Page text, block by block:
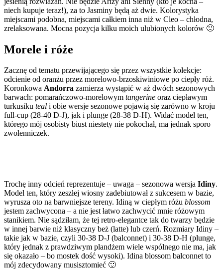
niech kupuje teraz!), za to Jasminy będą aż dwie. Kolorystyka
miejscami podobna, miejscami całkiem inna niż w Cleo – chłodna,
zrelaksowana. Mocna pozycja kilku moich ulubionych kolorów 🙂
Morele i róże
Zacznę od tematu przewijającego się przez wszystkie kolekcje:
odcienie od oranżu przez morelowo-brzoskiwiniowe po ciepły róż.
Koronkowa Andorra zamierza wystąpić w aż dwóch sezonowych
barwach: pomarańczowo-morelowym tangerine oraz ciepławym
turkusiku teal i obie wersje sezonowe pojawią się zarówno w kroju
full-cup (28-40 D-J), jak i plunge (28-38 D-H). Widać model ten,
którego mój osobisty biust niestety nie pokochał, ma jednak sporo
zwolenniczek.
Trochę inny odcień reprezentuje – uwaga – sezonowa wersja Idiny.
Model ten, który zeszłej wiosny zadebiutował z sukcesem w bazie,
wyrusza oto na barwniejsze tereny. Idiną w ciepłym różu blossom
jestem zachwycona – a nie jest łatwo zachwycić mnie różowym
stanikiem. Nie sądziłam, że tej retro-elegantce tak do twarzy będzie
w innej barwie niż klasyczny beż (latte) lub czerń. Rozmiary Idiny –
takie jak w bazie, czyli 30-38 D-J (balconnet) i 30-38 D-H (plunge,
który jednak z prawdziwym plandżem wiele wspólnego nie ma, jak
się okazało – bo mostek dość wysoki). Idina blossom balconnet to
mój zdecydowany musisztomieć 🙂